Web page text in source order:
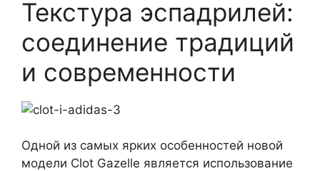
Текстура эспадрилей:
соединение традиций
и современности
Одной из самых ярких особенностей новой
модели Clot Gazelle является использование